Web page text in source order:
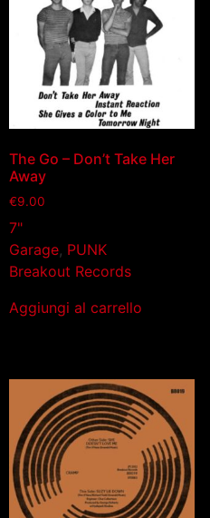
The Go – Don’t Take Her
Away
€9.00
7"
Garage, PUNK
Breakout Records
Aggiungi al carrello